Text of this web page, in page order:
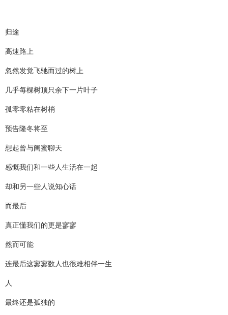
归途
高速路上
忽然发觉飞驰而过的树上
几乎每棵树顶只余下一片叶子
孤零零粘在树梢
预告隆冬将至
想起曾与闺蜜聊天
感慨我们和一些人生活在一起
却和另一些人说知心话
而最后
真正懂我们的更是寥寥
然而可能
连最后这寥寥数人也很难相伴一生
人
最终还是孤独的